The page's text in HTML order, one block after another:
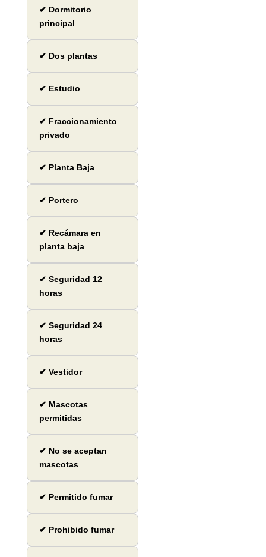
✔ Dormitorio
principal
✔ Dos plantas
✔ Estudio
✔ Fraccionamiento
privado
✔ Planta Baja
✔ Portero
✔ Recámara en
planta baja
✔ Seguridad 12
horas
✔ Seguridad 24
horas
✔ Vestidor
✔ Mascotas
permitidas
✔ No se aceptan
mascotas
✔ Permitido fumar
✔ Prohibido fumar